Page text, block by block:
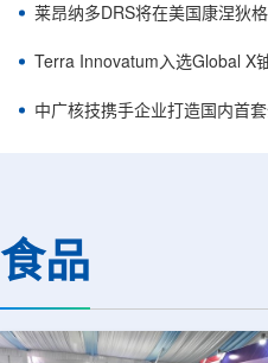
莱昂纳多DRS将在美国康涅狄
Terra Innovatum入选Global X
中广核技携手企业打造国内首
食品